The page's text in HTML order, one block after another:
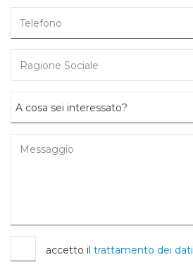
accetto il trattamento dei dati